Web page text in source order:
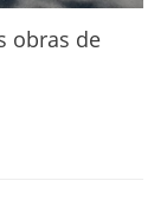
obras de